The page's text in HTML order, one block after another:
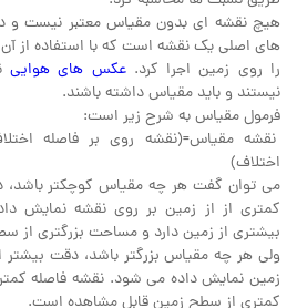
هیچ نقشه ای بدون مقیاس معتبر نیست و
های اصلی یک نقشه است که با استفاده از
را روی زمین اجرا کرد.عکس های هوایی
نیستند و باید مقیاس داشته باشند.
فرمول مقیاس به شرح زیر است:
نقشه مقیاس=(نقشه روی بر فاصله
اختلاف)
می توان گفت هر چه مقیاس کوچکتر
کمتری از از زمین بر روی نقشه نمایش
بیشتری از زمین دارد و مساحت بزرگتری
ولی هر چه مقیاس بزرگتر باشد، دقت
زمین نمایش داده می شود. نقشه فاصله
کمتری از سطح زمین قابل مشاهده است.